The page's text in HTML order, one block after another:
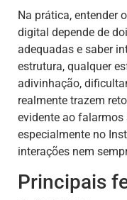
Na prática, entender
digital depende de
adequadas e saber
estrutura, qualquer
adivinhação,
realmente trazem
evidente ao falarmos
especialmente no
interações nem
Principais